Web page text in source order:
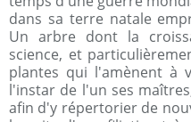
dans sa terre natale
Un arbre dont la
science, et
plantes qui l'amènent à
l'instar de l'un ses
afin d'y répertorier de